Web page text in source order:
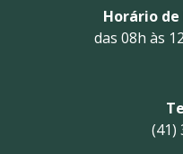
Horário
das 08h às
(41)